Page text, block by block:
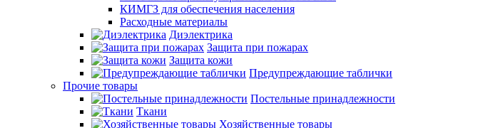
КИМГЗ для обеспечения населения
Расходные материалы
Диэлектрика
Защита при пожарах
Защита кожи
Предупреждающие таблички
Прочие товары
Постельные принадлежности
Ткани
Хозяйственные товары